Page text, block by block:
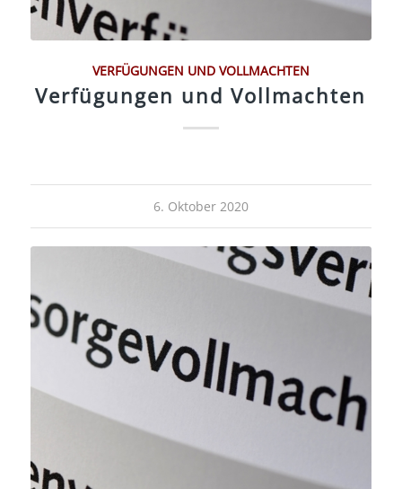
VERFÜGUNGEN UND VOLLMACHTEN
Verfügungen und Vollmachten
6. Oktober 2020